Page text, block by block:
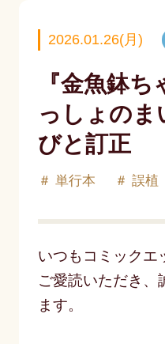
2026.01.26(月)
『金魚鉢
っしょのま
びと訂正
単行本 誤植
いつもコミックエ
ご愛読いただき、
ます。